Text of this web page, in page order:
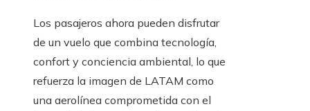
Los pasajeros ahora pueden disfrutar
de un vuelo que combina tecnología,
confort y conciencia ambiental, lo que
refuerza la imagen de LATAM como
una aerolínea comprometida con el